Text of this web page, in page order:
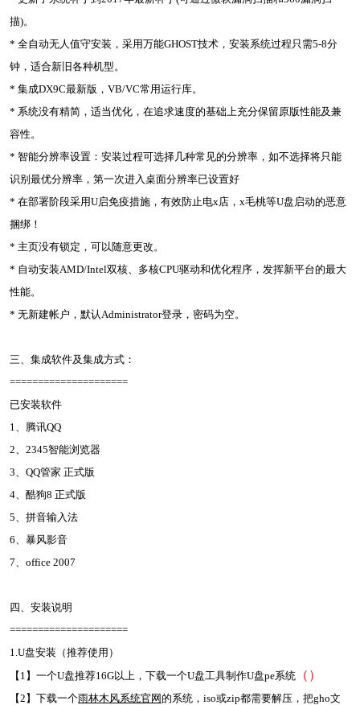
描)。
* 全自动无人值守安装，采用万能GHOST技术，安装系统过程只需5-8分
钟，适合新旧各种机型。
* 集成DX9C最新版，VB/VC常用运行库。
* 系统没有精简，适当优化，在追求速度的基础上充分保留原版性能及兼
容性。
* 智能分辨率设置：安装过程可选择几种常见的分辨率，如不选择将只能
识别最优分辨率，第一次进入桌面分辨率已设置好
* 在部署阶段采用U启免疫措施，有效防止电x店，x毛桃等U盘启动的恶意
捆绑！
* 主页没有锁定，可以随意更改。
* 自动安装AMD/Intel双核、多核CPU驱动和优化程序，发挥新平台的最大
性能。
* 无新建帐户，默认Administrator登录，密码为空。
三、集成软件及集成方式：
=====================
已安装软件
1、腾讯QQ
2、2345智能浏览器
3、QQ管家 正式版
4、酷狗8 正式版
5、拼音输入法
6、暴风影音
7、office 2007
四、安装说明
=====================
1.U盘安装（推荐使用）
【1】一个U盘推荐16G以上，下载一个U盘工具制作U盘pe系统 （ ）
【2】下载一个雨林木风系统官网的系统，iso或zip都需要解压，把gho文